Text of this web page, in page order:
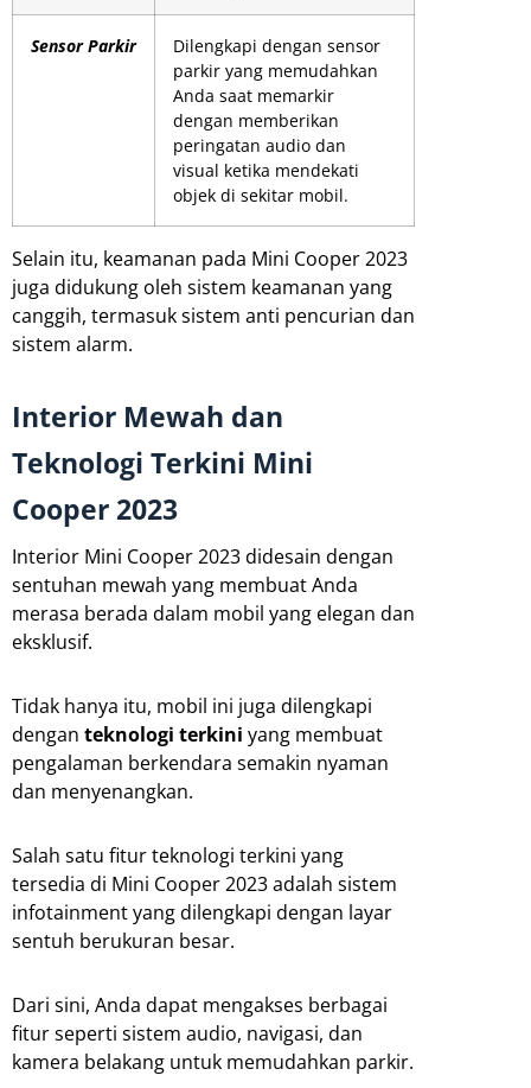
Sensor Parkir
Dilengkapi dengan sensor
parkir yang memudahkan
Anda saat memarkir
dengan memberikan
peringatan audio dan
visual ketika mendekati
objek di sekitar mobil.
Selain itu, keamanan pada Mini Cooper 2023
juga didukung oleh sistem keamanan yang
canggih, termasuk sistem anti pencurian dan
sistem alarm.
Interior Mewah dan
Teknologi Terkini Mini
Cooper 2023
Interior Mini Cooper 2023 didesain dengan
sentuhan mewah yang membuat Anda
merasa berada dalam mobil yang elegan dan
eksklusif.
Tidak hanya itu, mobil ini juga dilengkapi
dengan teknologi terkini yang membuat
pengalaman berkendara semakin nyaman
dan menyenangkan.
Salah satu fitur teknologi terkini yang
tersedia di Mini Cooper 2023 adalah sistem
infotainment yang dilengkapi dengan layar
sentuh berukuran besar.
Dari sini, Anda dapat mengakses berbagai
fitur seperti sistem audio, navigasi, dan
kamera belakang untuk memudahkan parkir.